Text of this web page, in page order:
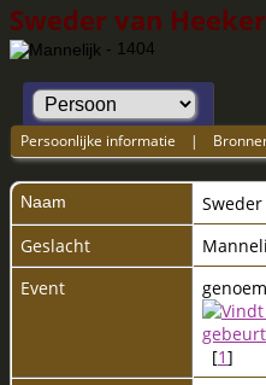
Sweder van
- 1404
Persoonlijke informatie |
Naam Sweder
Geslacht
Event
[1]